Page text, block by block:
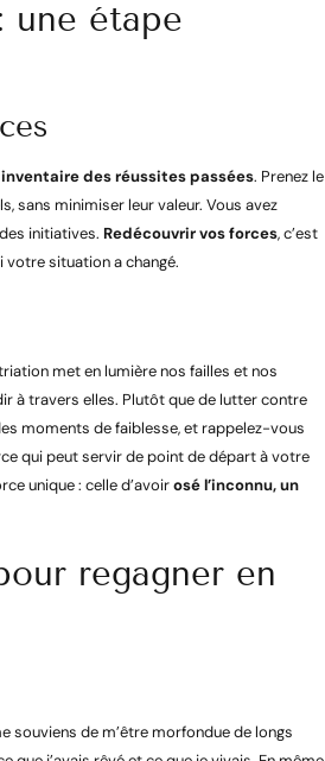
une étape
inventaire des réussites passées. Prenez le
sans minimiser leur valeur. Vous avez
initiatives. Redécouvrir vos forces, c’est
situation a changé.
met en lumière nos failles et nos
à travers elles. Plutôt que de lutter contre
moments de faiblesse, et rappelez-vous
qui peut servir de point de départ à votre
unique : celle d’avoirosé l’inconnu, un
regagner en
souviens de m’être morfondue de longs